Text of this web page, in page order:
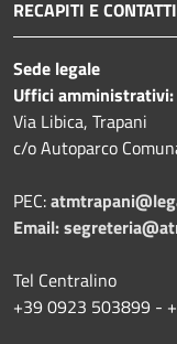
RECAPITI E CONTATTI
Sede legale
Uffici amministrativi:
Via Libica, Trapani
c/o Autoparco
PEC:
Email:
Tel Centralino
+39 0923 503899 -